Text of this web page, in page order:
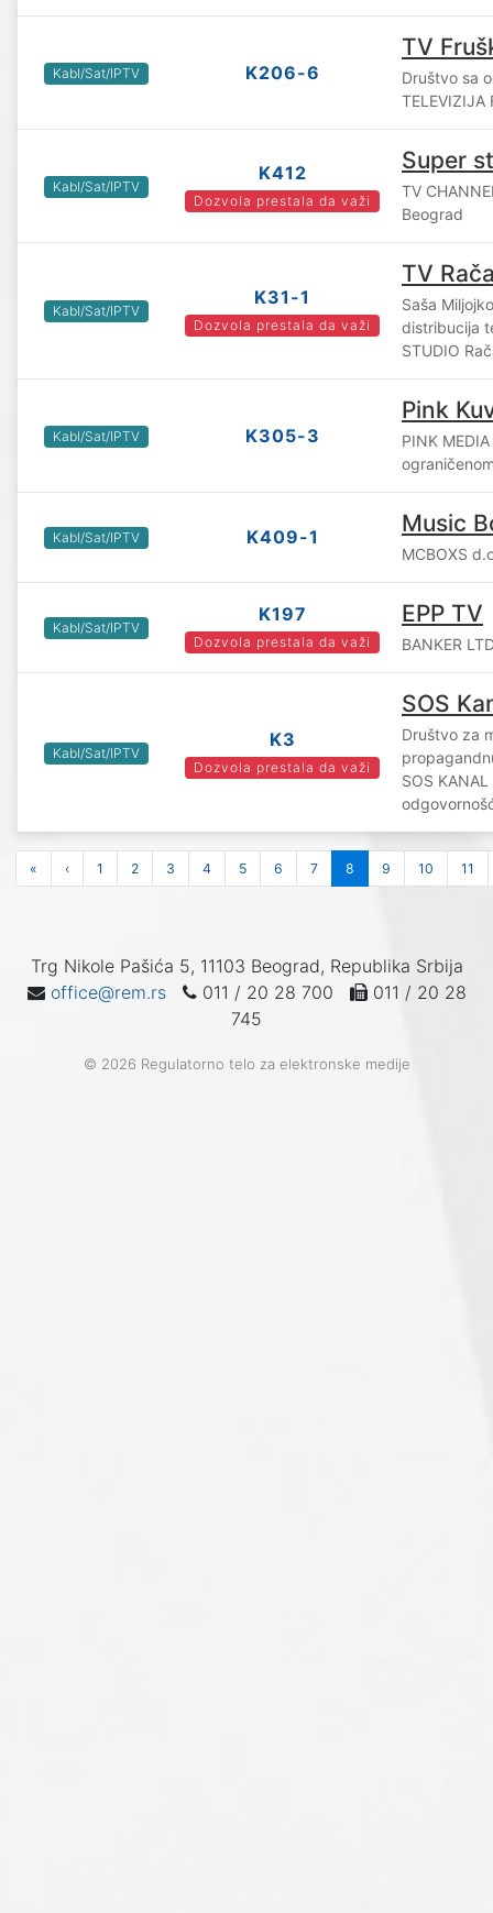
Kabl/Sat/IPTV K206-6
TV
Društvo sa
TELEVIZIJA
Kabl/Sat/IPTV
K412
Dozvola prestala da važi
Super
TV
Beograd
Kabl/Sat/IPTV
K31-1
Dozvola prestala da važi
TV
Saša
distribucija
STUDIO
Kabl/Sat/IPTV K305-3
Pink
PINK
Kabl/Sat/IPTV K409-1 Music
MCBOXS
Kabl/Sat/IPTV
K197
Dozvola prestala da važi
EPP TV
BANKER
Kabl/Sat/IPTV
K3
Dozvola prestala da važi
SOS
Društvo za
SOS
« ‹ 1 2 3 4 5 6 7 8 9 10 11
Trg Nikole Pašića 5, 11103 Beograd, Republika Srbija
office@rem.rs
011 / 20 28 700
011 / 20 28
745
© 2026 Regulatorno telo za elektronske medije